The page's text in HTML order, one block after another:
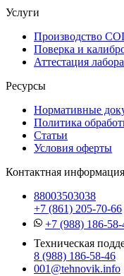
Услуги
Производство
Поверка и
Аттестация
Ресурсы
Нормативные
Политика
Статьи
Условия оферты
Контактная информация
88003503038
+7 (861) 205-70-66
+7 (988) 186-58-
Техническая
8 (988) 186-58-46
001@tehnovik.info